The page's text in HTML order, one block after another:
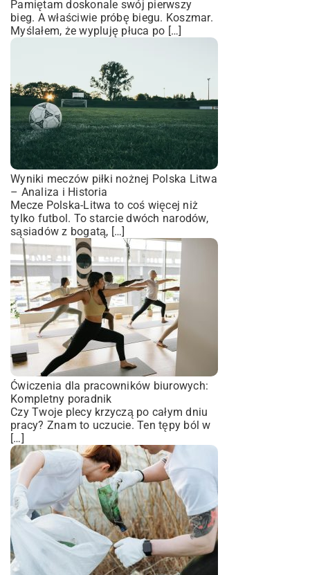
Pamiętam doskonale swój pierwszy
bieg. A właściwie próbę biegu. Koszmar.
Myślałem, że wypluję płuca po […]
Wyniki meczów piłki nożnej Polska Litwa
– Analiza i Historia
Mecze Polska-Litwa to coś więcej niż
tylko futbol. To starcie dwóch narodów,
sąsiadów z bogatą, […]
Ćwiczenia dla pracowników biurowych:
Kompletny poradnik
Czy Twoje plecy krzyczą po całym dniu
pracy? Znam to uczucie. Ten tępy ból w
[…]